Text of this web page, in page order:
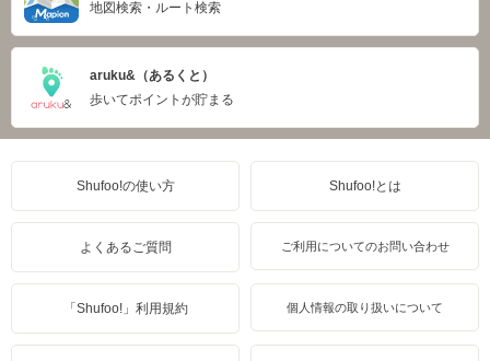
地図検索・ルート検索
aruku&（あるくと）
歩いてポイントが貯まる
Shufoo!の使い方 Shufoo!とは
よくあるご質問 ご利用についてのお問い合わせ
「Shufoo!」利用規約 個人情報の取り扱いについて